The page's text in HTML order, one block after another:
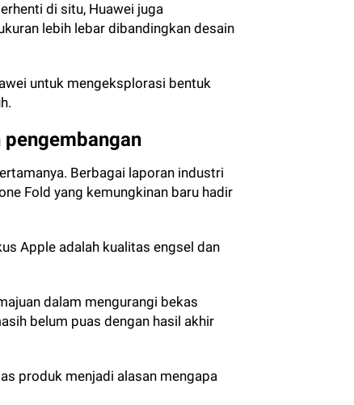
di situ, Huawei juga
lebih lebar dibandingkan desain
untuk mengeksplorasi bentuk
Berbagai laporan industri
Fold yang kemungkinan baru hadir
Apple adalah kualitas engsel dan
dalam mengurangi bekas
belum puas dengan hasil akhir
produk menjadi alasan mengapa